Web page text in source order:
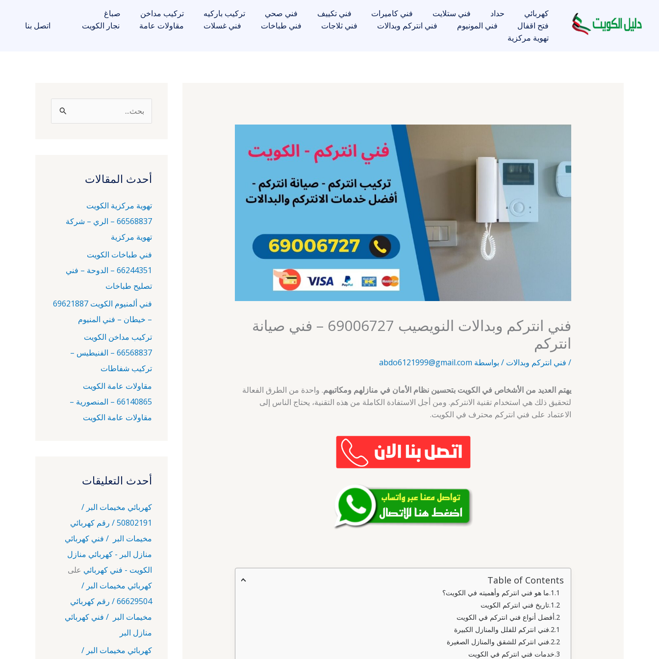
المحتوى
كهربائي حداد فني ستلايت فني كاميرات فني تكييف فني صحي تركيب باركيه تركيب مداخن
صباغ
فتح اقفال
فني المونيوم فني انتركم وبدالات فني ثلاجات فني طباخات فني غسلات مقاولات عامة
نجار الكويت
تهوية مركزية
اتصل بنا
فني انتركم وبدالات النويصيب 69006727 – فني صيانة
انتركم
/ فني انتركم وبدالات / بواسطة abdo6121999@gmail.com
يهتم العديد من الأشخاص في الكويت بتحسين نظام الأمان في منازلهم ومكاتبهم. واحدة من الطرق الفعالة
لتحقيق ذلك هي استخدام تقنية الانتركم. ومن أجل الاستفادة الكاملة من هذه التقنية، يحتاج الناس إلى
الاعتماد على فني انتركم محترف في الكويت.
Table of Contents
ما هو فني انتركم وأهميته في الكويت؟
تاريخ فني انتركم الكويت
أفضل أنواع فني انتركم في الكويت
فني انتركم للفلل والمنازل الكبيرة
فني انتركم للشقق والمنازل الصغيرة
خدمات فني انتركم في الكويت
ث
ن
:
أحدث المقالات
تهوية مركزية الكويت
66568837 – الري – شركة
تهوية مركزية
فني طباخات الكويت
66244351 – الدوحة – فني
تصليح طباخات
فني ألمنيوم الكويت 69621887
– خيطان – فني المنيوم
تركيب مداخن الكويت
66568837 – الفنيطيس –
تركيب شفاطات
مقاولات عامة الكويت
66140865 – المنصورية –
مقاولات عامة الكويت
أحدث التعليقات
كهربائي مخيمات البر /
50802191 / رقم كهربائي
مخيمات البر / فني كهربائي
منازل البر - كهربائي منازل
الكويت - فني كهربائي على
كهربائي مخيمات البر /
66629504 / رقم كهربائي
مخيمات البر / فني كهربائي
منازل البر
كهربائي مخيمات البر /